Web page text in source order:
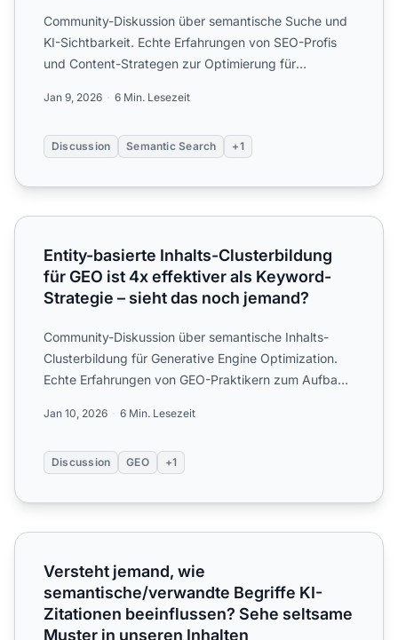
Community-Diskussion über semantische Suche und
KI-Sichtbarkeit. Echte Erfahrungen von SEO-Profis
und Content-Strategen zur Optimierung für
Jan 9, 2026 6 Min. Lesezeit
Discussion Semantic Search +1
Entity-basierte Inhalts-Clusterbildung für GEO ist 4x
Entity-basierte Inhalts-Clusterbildung
für GEO ist 4x effektiver als Keyword-
Strategie – sieht das noch jemand?
Community-Diskussion über semantische Inhalts-
Clusterbildung für Generative Engine Optimization.
Echte Erfahrungen von GEO-Praktikern zum Aufbau
Jan 10, 2026 6 Min. Lesezeit
Discussion GEO +1
Versteht jemand, wie semantische/verwandte Begriffe
Versteht jemand, wie
semantische/verwandte Begriffe KI-
Zitationen beeinflussen? Sehe seltsame
Muster in unseren Inhalten